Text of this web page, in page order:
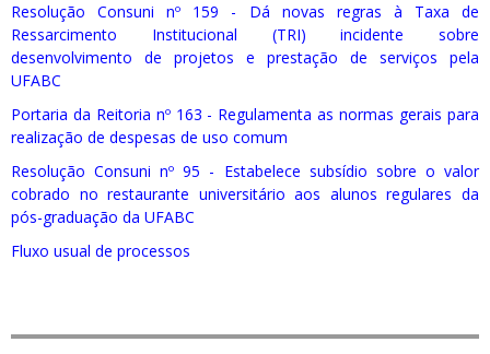
Resolução Consuni nº 159 - Dá novas regras à Taxa de
Ressarcimento Institucional (TRI) incidente sobre
desenvolvimento de projetos e prestação de serviços pela
UFABC
Portaria da Reitoria nº 163 - Regulamenta as normas gerais para
realização de despesas de uso comum
Resolução Consuni nº 95 - Estabelece subsídio sobre o valor
cobrado no restaurante universitário aos alunos regulares da
pós-graduação da UFABC
Fluxo usual de processos